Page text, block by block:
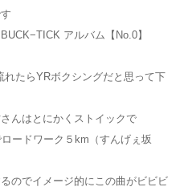
アルバム【No.0】
たらYRボクシングだと思って下
んはとにかくストイックで
ードワーク５km（すんげぇ坂
のでイメージ的にこの曲がビビビ